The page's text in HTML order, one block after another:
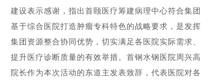
建设表示感谢，指出首颐医疗筹建病理中心符合集团
基于综合医院打造肿瘤专科特色的战略要求，是发挥
集团资源整合协同优势，切实满足各医院实际需求、
提升医疗诊断质量的有效举措。首钢水钢医院周兴高
院长作为本次活动的东道主发表致辞，代表医院对各